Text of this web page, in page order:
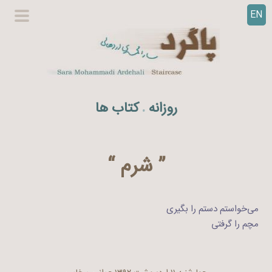
EN
روزانه . کتاب ها
” شرم “
می‌خواستم دستم را بگیری
مچم را گرفتی